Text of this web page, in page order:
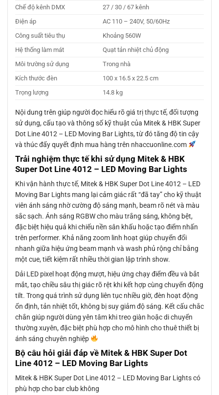
Chế độ kênh DMX
27 / 30 / 67 kênh
Điện áp
AC 110 – 240V, 50/60Hz
Công suất tiêu thụ
Khoảng 560W
Hệ thống làm mát
Quạt tản nhiệt chủ động
Môi trường sử dụng
Trong nhà
Kích thước đèn
100 x 16.5 x 22.5 cm
Trọng lượng
14.8 kg
Nội dung trên giúp người đọc hiểu rõ giá trị thực tế, đối tượng
sử dụng, cấu tạo và thông số kỹ thuật của Mitek & HBK Super
Dot Line 4012 – LED Moving Bar Lights, từ đó tăng độ tin cậy
và thúc đẩy quyết định mua hàng trên nhaccuonline.com
Trải nghiệm thực tế khi sử dụng Mitek & HBK
Super Dot Line 4012 – LED Moving Bar Lights
Khi vận hành thực tế, Mitek & HBK Super Dot Line 4012 – LED
Moving Bar Lights mang lại cảm giác rất “đã tay” cho kỹ thuật
viên ánh sáng nhờ cường độ sáng mạnh, beam rõ nét và màu
sắc sạch. Ánh sáng RGBW cho màu trắng sáng, không bệt,
đặc biệt hiệu quả khi chiếu nền sân khấu hoặc tạo điểm nhấn
trên performer. Khả năng zoom linh hoạt giúp chuyển đổi
nhanh giữa hiệu ứng beam mạnh và wash phủ rộng chỉ bằng
một cue, tiết kiệm rất nhiều thời gian lập trình show.
Dải LED pixel hoạt động mượt, hiệu ứng chạy điểm đều và bắt
mắt, tạo chiều sâu thị giác rõ rệt khi kết hợp cùng chuyển động
tilt. Trong quá trình sử dụng liên tục nhiều giờ, đèn hoạt động
ổn định, tản nhiệt tốt, không bị suy giảm độ sáng. Kết cấu chắc
chắn giúp người dùng yên tâm khi treo giàn hoặc di chuyển
thường xuyên, đặc biệt phù hợp cho mô hình cho thuê thiết bị
ánh sáng chuyên nghiệp
Bộ câu hỏi giải đáp về Mitek & HBK Super Dot
Line 4012 – LED Moving Bar Lights
Mitek & HBK Super Dot Line 4012 – LED Moving Bar Lights có
phù hợp cho bar club không